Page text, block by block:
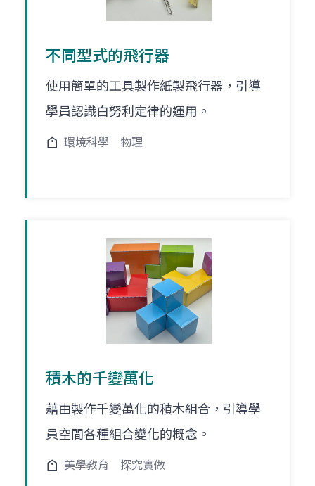
不同型式的飛行器
使用簡單的工具製作紙製飛行器，引導
學員認識白努利定律的運用。
環境科學 物理
積木的千變萬化
藉由製作千變萬化的積木組合，引導學
員空間各種組合變化的概念。
美學教育 探究實做